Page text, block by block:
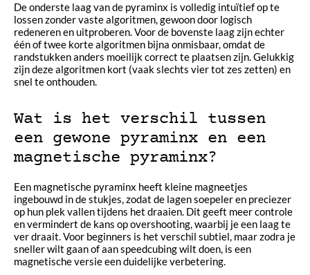
De onderste laag van de pyraminx is volledig intuïtief op te
lossen zonder vaste algoritmen, gewoon door logisch
redeneren en uitproberen. Voor de bovenste laag zijn echter
één of twee korte algoritmen bijna onmisbaar, omdat de
randstukken anders moeilijk correct te plaatsen zijn. Gelukkig
zijn deze algoritmen kort (vaak slechts vier tot zes zetten) en
snel te onthouden.
Wat is het verschil tussen
een gewone pyraminx en een
magnetische pyraminx?
Een magnetische pyraminx heeft kleine magneetjes
ingebouwd in de stukjes, zodat de lagen soepeler en preciezer
op hun plek vallen tijdens het draaien. Dit geeft meer controle
en vermindert de kans op overshooting, waarbij je een laag te
ver draait. Voor beginners is het verschil subtiel, maar zodra je
sneller wilt gaan of aan speedcubing wilt doen, is een
magnetische versie een duidelijke verbetering.